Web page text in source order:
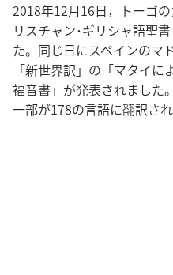
2018年12月16日，トーゴ
リスチャン･ギリシャ語聖
た。同じ日にスペインのマ
「新世界訳」の「マタイ
福音書」が発表されました
一部が178の言語に翻訳され